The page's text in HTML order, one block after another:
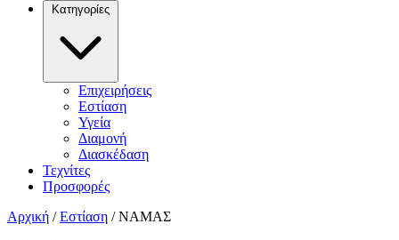
Κατηγορίες
Επιχειρήσεις
Εστίαση
Υγεία
Διαμονή
Διασκέδαση
Τεχνίτες
Προσφορές
Αρχική / Εστίαση / ΝΑΜΑΣ